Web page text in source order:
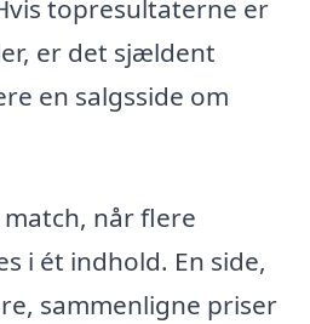
topresultaterne er
er det sjældent
en salgsside om
når flere
i ét indhold. En side,
sammenligne priser